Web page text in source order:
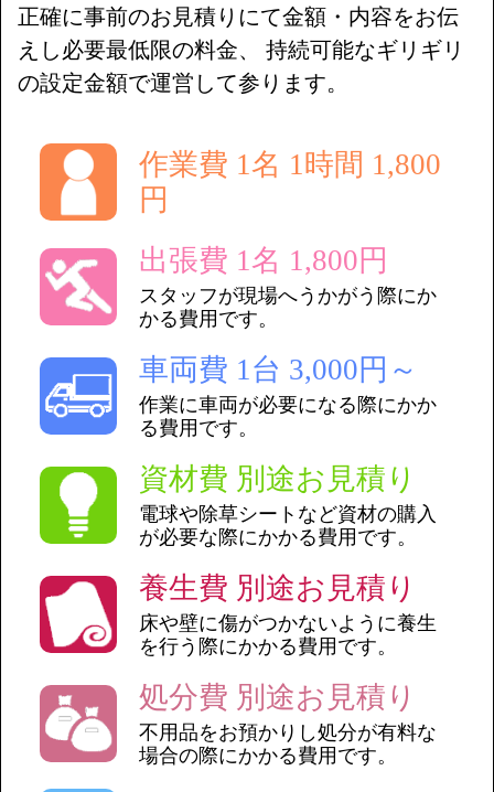
正確に事前のお見積りにて金額・内容をお伝
えし必要最低限の料金、 持続可能なギリギリ
の設定金額で運営して参ります。
作業費 1名 1時間 1,800
円
出張費 1名 1,800円
スタッフが現場へうかがう際にか
かる費用です。
車両費 1台 3,000円～
作業に車両が必要になる際にかか
る費用です。
資材費 別途お見積り
電球や除草シートなど資材の購入
が必要な際にかかる費用です。
養生費 別途お見積り
床や壁に傷がつかないように養生
を行う際にかかる費用です。
処分費 別途お見積り
不用品をお預かりし処分が有料な
場合の際にかかる費用です。